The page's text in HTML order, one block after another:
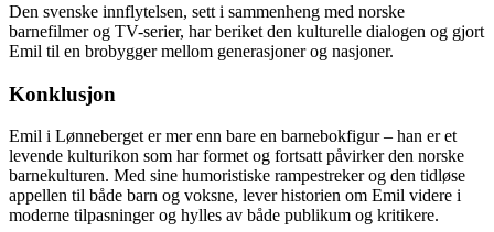
Den svenske innflytelsen, sett i sammenheng med norske
barnefilmer og TV-serier, har beriket den kulturelle dialogen og gjort
Emil til en brobygger mellom generasjoner og nasjoner.
Konklusjon
Emil i Lønneberget er mer enn bare en barnebokfigur – han er et
levende kulturikon som har formet og fortsatt påvirker den norske
barnekulturen. Med sine humoristiske rampestreker og den tidløse
appellen til både barn og voksne, lever historien om Emil videre i
moderne tilpasninger og hylles av både publikum og kritikere.